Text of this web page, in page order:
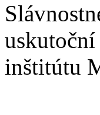
inštitútu